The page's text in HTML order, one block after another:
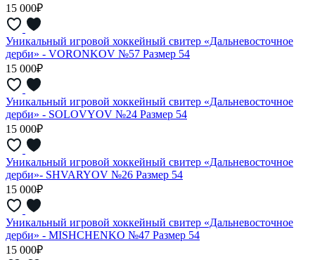
15 000₽
Уникальный игровой хоккейный свитер «Дальневосточное
дерби» - VORONKOV №57 Размер 54
15 000₽
Уникальный игровой хоккейный свитер «Дальневосточное
дерби» - SOLOVYOV №24 Размер 54
15 000₽
Уникальный игровой хоккейный свитер «Дальневосточное
дерби»- SHVARYOV №26 Размер 54
15 000₽
Уникальный игровой хоккейный свитер «Дальневосточное
дерби» - MISHCHENKO №47 Размер 54
15 000₽